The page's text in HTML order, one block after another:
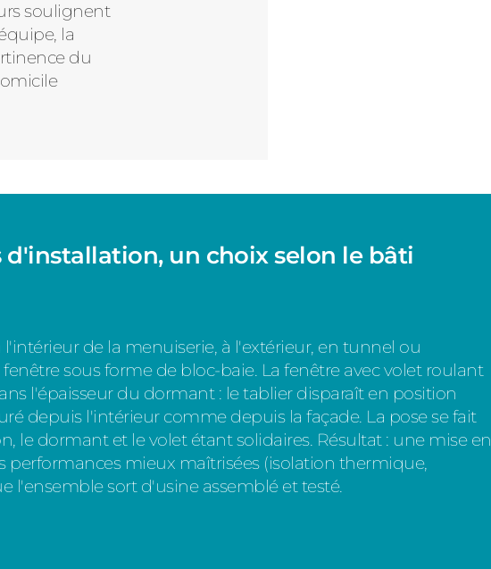
soulignent
la
du
d'installation, un choix selon le bâti
l'intérieur de la menuiserie, à l'extérieur, en tunnel ou
sous forme de bloc-baie. La fenêtre avec volet roulant
l'épaisseur du dormant : le tablier disparaît en position
depuis l'intérieur comme depuis la façade. La pose se fait
le dormant et le volet étant solidaires. Résultat : une mise en
performances mieux maîtrisées (isolation thermique,
l'ensemble sort d'usine assemblé et testé.